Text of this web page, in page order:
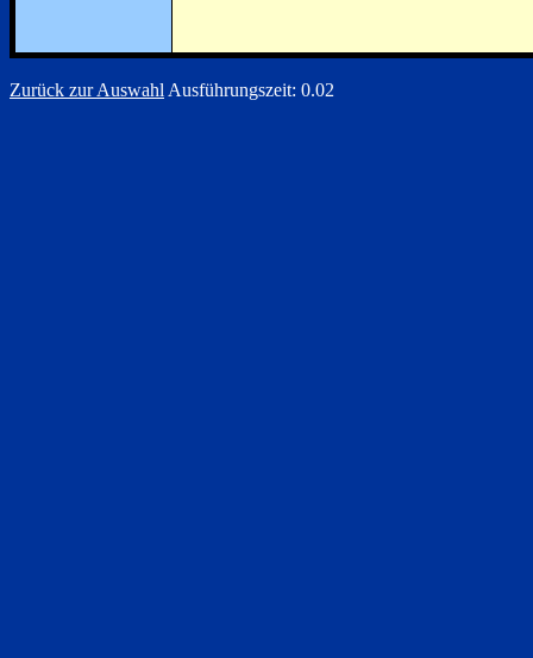
Zurück zur Auswahl Ausführungszeit: 0.02